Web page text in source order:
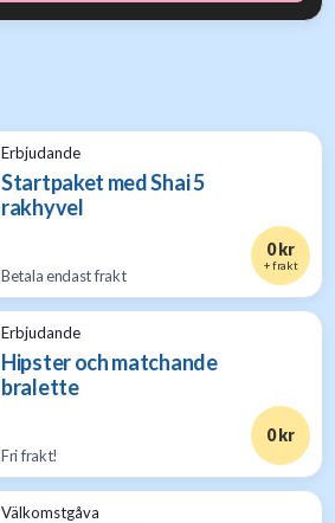
Erbjudande
Startpaket med Shai 5
rakhyvel
Betala endast frakt
0 kr
+ frakt
Erbjudande
Hipster och matchande
bralette
Fri frakt!
0 kr
Välkomstgåva